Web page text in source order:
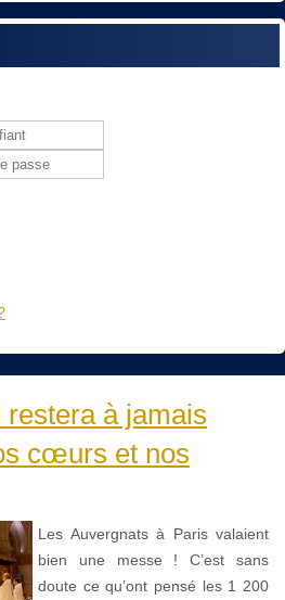
à jamais
cœurs et nos
Les Auvergnats à Paris valaient
bien une messe ! C’est sans
doute ce qu’ont pensé les 1 200